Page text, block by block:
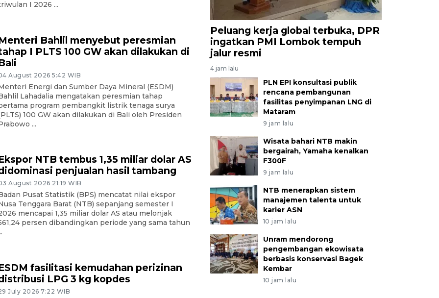
I 2026 ...
Bahlil menyebut peresmian
I PLTS 100 GW akan dilakukan di
August 2026 5:42 WIB
Energi dan Sumber Daya Mineral (ESDM)
Lahadalia mengatakan peresmian tahap
program pembangkit listrik tenaga surya
100 GW akan dilakukan di Bali oleh Presiden
...
NTB tembus 1,35 miliar dolar AS
penjualan hasil tambang
August 2026 21:19 WIB
Pusat Statistik (BPS) mencatat nilai ekspor
Tenggara Barat (NTB) sepanjang semester I
mencapai 1,35 miliar dolar AS atau melonjak
persen dibandingkan periode yang sama tahun
fasilitasi kemudahan perizinan
LPG 3 kg kopdes
July 2026 7:22 WIB
Peluang kerja global terbuka, DPR
ingatkan PMI Lombok tempuh
jalur resmi
4 jam lalu
PLN EPI konsultasi publik
rencana pembangunan
fasilitas penyimpanan LNG di
Mataram
9 jam lalu
Wisata bahari NTB makin
bergairah, Yamaha kenalkan
F300F
9 jam lalu
NTB menerapkan sistem
manajemen talenta untuk
karier ASN
10 jam lalu
Unram mendorong
pengembangan ekowisata
berbasis konservasi Bagek
Kembar
10 jam lalu